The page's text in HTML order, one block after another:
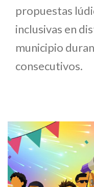
propuestas
inclusivas en
municipio
consecutivos.